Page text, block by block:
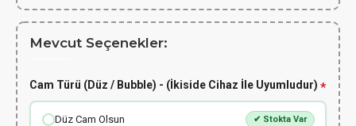
Mevcut Seçenekler:
Cam Türü (Düz / Bubble) - (İkiside Cihaz İle Uyumludur)
Düz Cam Olsun ✔ Stokta Var